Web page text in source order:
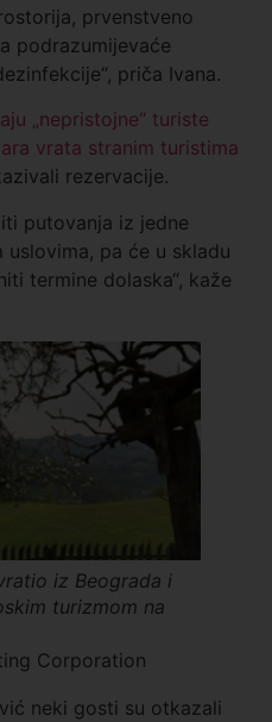
prvenstveno
podrazumijevaće
priča Ivana.
„nepristojne“ turiste
vrata stranim turistima
rezervacije.
putovanja iz jedne
pa će u skladu
termine dolaska“, kaže
iz Beograda i
turizmom na
Corporation
neki gosti su otkazali